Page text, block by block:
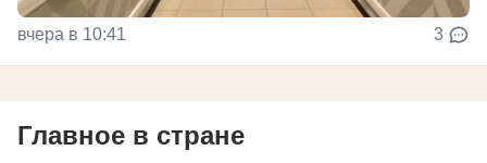
вчера в 10:41 3
Главное в стране